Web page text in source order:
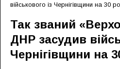
військового із Чернігівщини на 30
Так званий
ДНР засудив
Чернігівщини на